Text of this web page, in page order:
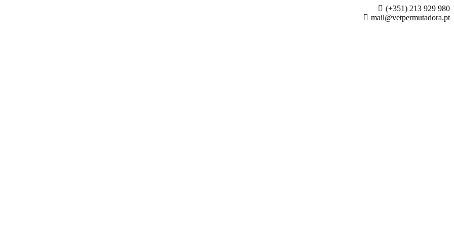
(+351) 213 929 980
mail@vetpermutadora.pt